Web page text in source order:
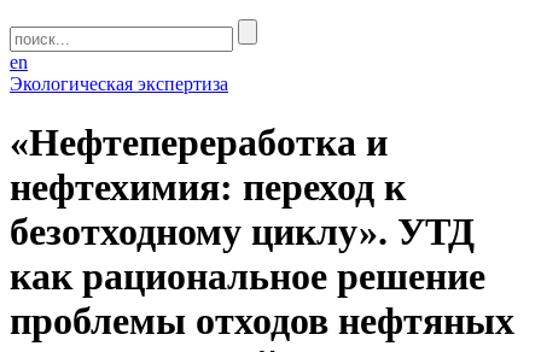
en
Экологическая экспертиза
«Нефтепереработка и
нефтехимия: переход к
безотходному циклу». УТД
как рациональное решение
проблемы отходов нефтяных